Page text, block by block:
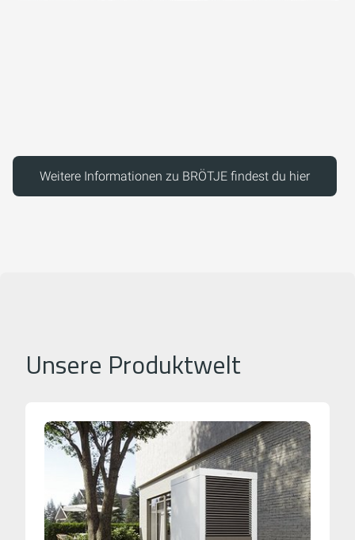
Weitere Informationen zu BRÖTJE findest du hier
Unsere Produktwelt